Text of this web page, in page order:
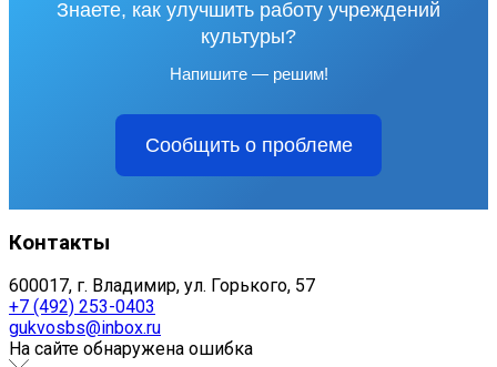
Знаете, как улучшить работу учреждений
культуры?
Напишите — решим!
Сообщить о проблеме
Контакты
600017, г. Владимир, ул. Горького, 57
+7 (492) 253-0403
gukvosbs@inbox.ru
На сайте обнаружена ошибка